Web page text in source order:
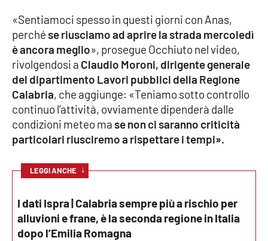
Imprese Di Calabria
Le perfidie di Antonella Grippo
Venti di comunicazione
STREAMING
LaC TV
LaC Network
LaC OnAir
«Sentiamoci spesso in questi giorni con Anas,
perchése riusciamo ad aprire la strada mercoledì
è ancora meglio», prosegue Occhiuto nel video,
rivolgendosi a Claudio Moroni, dirigente generale
del dipartimento Lavori pubblici della Regione
Calabria, che aggiunge: «Teniamo sotto controllo
continuo l’attività, ovviamente dipenderà dalle
condizioni meteo mase non ci saranno criticità
particolari riusciremo a rispettare i tempi».
LEGGI ANCHE ↓
I dati Ispra | Calabria sempre più a rischio per
alluvioni e frane, è la seconda regione in Italia
dopo l’Emilia Romagna